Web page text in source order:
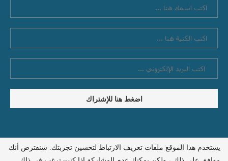
سياسة الخصوصية اتصل بنا
يستخدم هذا الموقع ملفات تعريف الارتباط لتحسين تجربتك. سنفترض أنك